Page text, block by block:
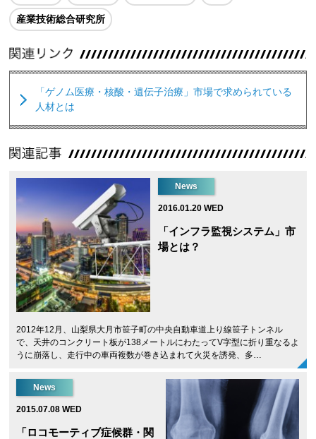
産業技術総合研究所
「ゲノム医療・核酸・遺伝子治療」市場で求められている
人材とは
News
2016.01.20 WED
「インフラ監視システム」市
場とは？
2012年12月、山梨県大月市笹子町の中央自動車道上り線笹子トンネル
で、天井のコンクリート板が138メートルにわたってV字型に折り重なるよ
うに崩落し、走行中の車両複数が巻き込まれて火災を誘発、多…
News
2015.07.08 WED
「ロコモーティブ症候群・関